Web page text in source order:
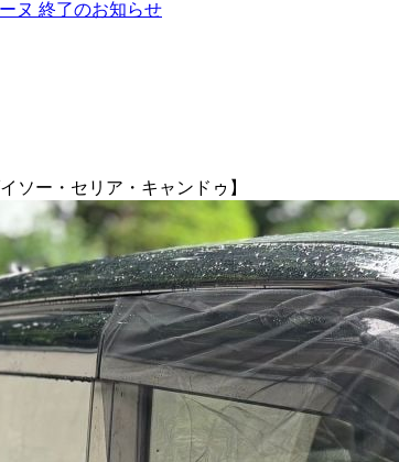
ヌ 終了のお知らせ
ソー・セリア・キャンドゥ】